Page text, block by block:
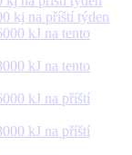
kj na příští týden
kJ na tento
kJ na tento
kJ na příští
kJ na příští